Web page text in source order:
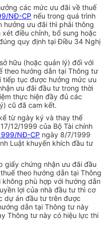
các mức ưu đãi về thuế
NĐ-CP nếu trong quá trình
hưởng ưu đãi thì phải thông
điều chỉnh, bổ sung hoặc
quy định tại Điều 34 Nghị
hữu (hoặc quản lý) đối với
theo hướng dẫn tại Thông tư
tiếp tục được hưởng mức ưu
ưu đãi đầu tư trong thời
thực hiện đầy đủ các
cũ đã cam kết.
từ ngày ký và thay thế
12/1999 của Bộ Tài chính
NĐ-CP ngày 8/7/1999
Luật khuyến khích đầu tư
giấy chứng nhận ưu đãi đầu
theo hướng dẫn tại Thông
không phù hợp với hướng dẫn
lợi của nhà đầu tư thì cơ
dự án đầu tư trên được
dẫn tại Thông tư này
Thông tư này có hiệu lực thi